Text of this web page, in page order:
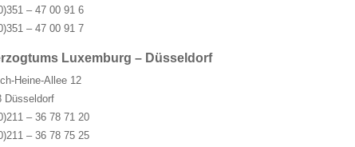
– 47 00 91 6
– 47 00 91 7
Luxemburg – Düsseldorf
Heine-Allee 12
Düsseldorf
– 36 78 71 20
– 36 78 75 25